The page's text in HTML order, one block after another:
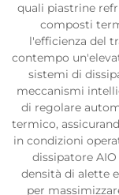
quali piastrine
composti
l'efficienza del
contempo
sistemi di
meccanismi
di regolare
termico,
in condizioni
dissipatore
densità di alette
per